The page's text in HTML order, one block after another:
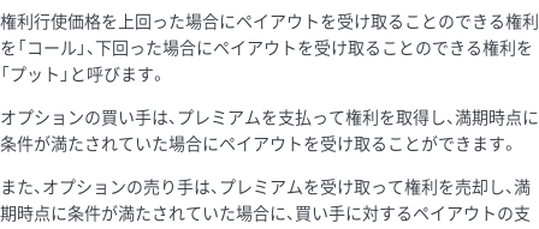
権利行使価格を上回った場合にペイアウトを受け取ることのできる権利
を「コール」、下回った場合にペイアウトを受け取ることのできる権利を
「プット」と呼びます。
オプションの買い手は、プレミアムを支払って権利を取得し、満期時点に
条件が満たされていた場合にペイアウトを受け取ることができます。
また、オプションの売り手は、プレミアムを受け取って権利を売却し、満
期時点に条件が満たされていた場合に、買い手に対するペイアウトの支